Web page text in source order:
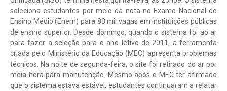
seleciona estudantes por meio da nota no Exame Nacional do
Ensino Médio (Enem) para 83 mil vagas em instituições públicas
de ensino superior. Desde domingo, quando o sistema foi ao ar
para fazer a seleção para o ano letivo de 2011, a ferramenta
criada pelo Ministério da Educação (MEC) apresenta problemas
técnicos. Na noite de segunda-feira, o site foi retirado do ar por
meia hora para manutenção. Mesmo após o MEC ter afirmado
que o sistema estava estável, estudantes continuaram a relatar